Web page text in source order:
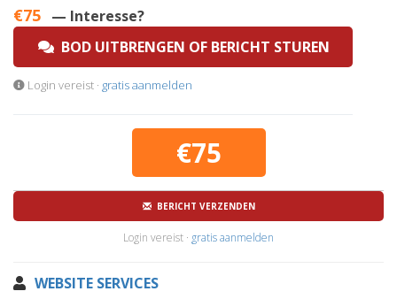
€75 — Interesse?
BOD UITBRENGEN OF BERICHT STUREN
Login vereist · gratis aanmelden
€75
BERICHT VERZENDEN
Login vereist · gratis aanmelden
WEBSITE SERVICES